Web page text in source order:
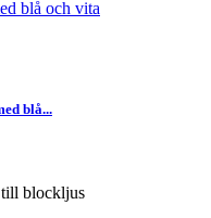
blå...
till blockljus